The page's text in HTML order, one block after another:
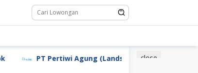
close
PT Pertiwi Agung (Landson) PT